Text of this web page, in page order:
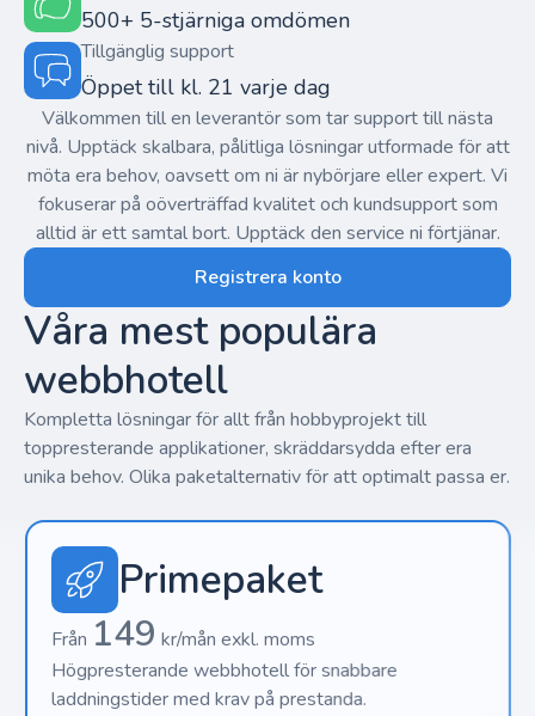
500+ 5-stjärniga omdömen
Tillgänglig support
Öppet till kl. 21 varje dag
Välkommen till en leverantör som tar support till nästa
nivå. Upptäck skalbara, pålitliga lösningar utformade för att
möta era behov, oavsett om ni är nybörjare eller expert. Vi
fokuserar på oöverträffad kvalitet och kundsupport som
alltid är ett samtal bort. Upptäck den service ni förtjänar.
Registrera konto
Våra mest populära
webbhotell
Kompletta lösningar för allt från hobbyprojekt till
toppresterande applikationer, skräddarsydda efter era
unika behov. Olika paketalternativ för att optimalt passa er.
Primepaket
Från 149 kr/mån exkl. moms
Högpresterande webbhotell för snabbare
laddningstider med krav på prestanda.